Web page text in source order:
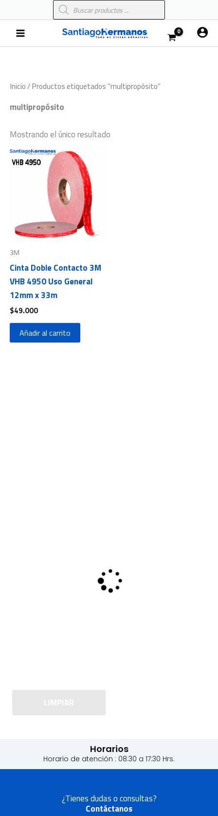
al
contenido
Búsqueda
de
Main
Menu
LIMPIAR
Inicio/ Productos etiquetados “multipropósito”
multipropósito
Mostrando el único resultado
3M
Cinta Doble Contacto 3M
VHB 4950 Uso General
12mm x 33m
$49.000
Añadir al carrito
Horarios
Horario de atención : 08:30 a 17:30 Hrs.
¿Tienes dudas o consultas?
Contáctanos